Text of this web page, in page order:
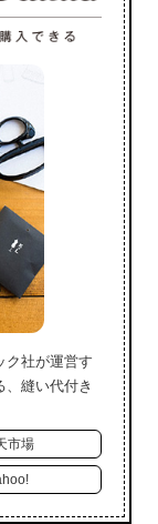
ク社が運営す
縫い代付き
市場